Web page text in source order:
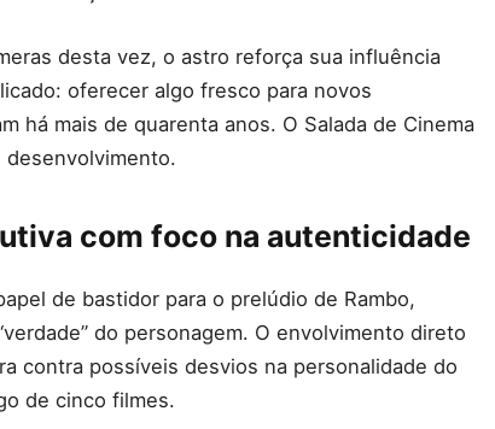
desta vez, o astro reforça sua influência
oferecer algo fresco para novos
há mais de quarenta anos. O Salada de Cinema
com foco na autenticidade
de bastidor para o prelúdio de Rambo,
do personagem. O envolvimento direto
contra possíveis desvios na personalidade do
de cinco filmes.